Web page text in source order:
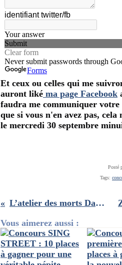
Et ceux ou celles qui me
auront liké ma page Facebook
faudra me communiquer
que si vous n'en avez pas,
le mercredi 30 septembre
Posté
Tags:
L’atelier des morts Daniel Conrot
Vous aimerez aussi :